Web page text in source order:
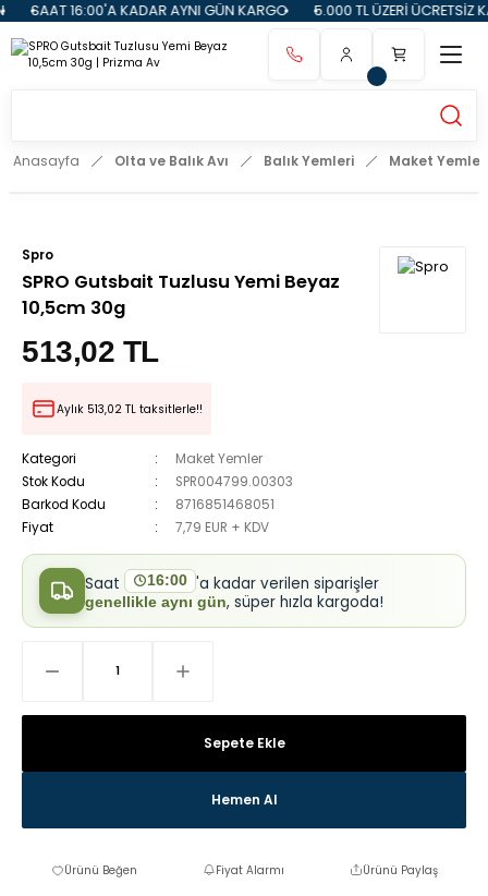
SAAT 16:00'A KADAR AYNI GÜN KARGO 5.000 TL ÜZERİ ÜCRETSİZ
Anasayfa Olta ve Balık Avı Balık Yemleri Maket Yemler
Spro
SPRO Gutsbait Tuzlusu Yemi Beyaz
10,5cm 30g
513,02 TL
Aylık 513,02 TL taksitlerle!!
Kategori
Maket Yemler
Stok Kodu
SPR004799.00303
Barkod Kodu
8716851468051
Fiyat
7,79 EUR + KDV
Saat 16:00 'a kadar verilen siparişler
genellikle aynı gün, süper hızla kargoda!
Sepete Ekle
Hemen Al
Fiyat Alarmı Ürünü Paylaş